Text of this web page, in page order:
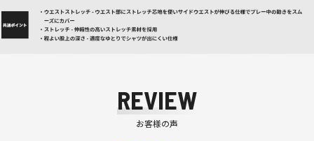
REVIEW
お客様の声